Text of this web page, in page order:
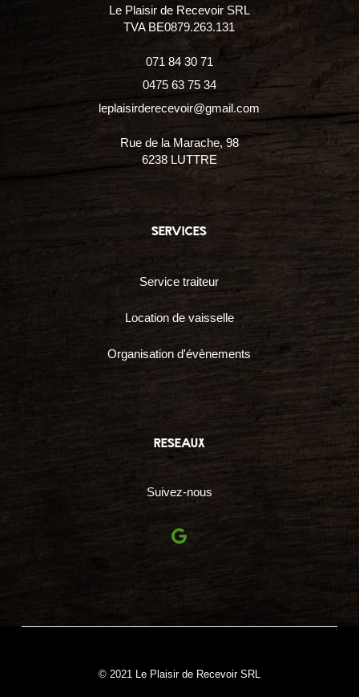
Le Plaisir de Recevoir SRL
TVA BE0879.263.131
071 84 30 71
0475 63 75 34
leplaisirderecevoir@gmail.com
Rue de la Marache, 98
6238 LUTTRE
services
Service traiteur
Location de vaisselle
Organisation d'évènements
reseaux
Suivez-nous
© 2021 Le Plaisir de Recevoir SRL